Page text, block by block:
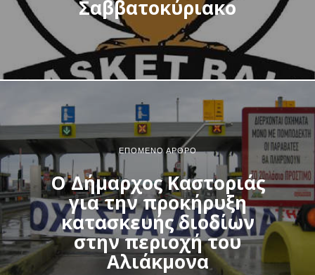
Σαββατοκύριακο
ΕΠΌΜΕΝΟ ΆΡΘΡΟ
Ο Δήμαρχος Καστοριάς
για την προκήρυξη
κατασκευής διοδίων
στην περιοχή του
Αλιάκμονα